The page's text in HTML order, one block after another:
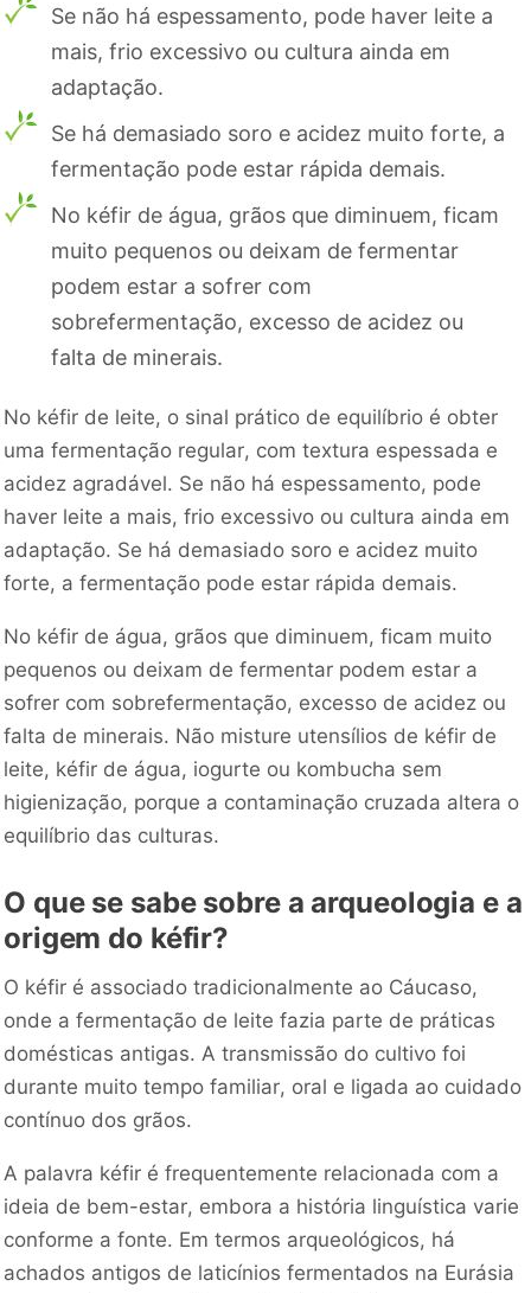
Se não há espessamento, pode haver leite a
mais, frio excessivo ou cultura ainda em
adaptação.
Se há demasiado soro e acidez muito forte, a
fermentação pode estar rápida demais.
No kéfir de água, grãos que diminuem, ficam
muito pequenos ou deixam de fermentar
podem estar a sofrer com
sobrefermentação, excesso de acidez ou
falta de minerais.
No kéfir de leite, o sinal prático de equilíbrio é obter
uma fermentação regular, com textura espessada e
acidez agradável. Se não há espessamento, pode
haver leite a mais, frio excessivo ou cultura ainda em
adaptação. Se há demasiado soro e acidez muito
forte, a fermentação pode estar rápida demais.
No kéfir de água, grãos que diminuem, ficam muito
pequenos ou deixam de fermentar podem estar a
sofrer com sobrefermentação, excesso de acidez ou
falta de minerais. Não misture utensílios de kéfir de
leite, kéfir de água, iogurte ou kombucha sem
higienização, porque a contaminação cruzada altera o
equilíbrio das culturas.
O que se sabe sobre a arqueologia e a
origem do kéfir?
O kéfir é associado tradicionalmente ao Cáucaso,
onde a fermentação de leite fazia parte de práticas
domésticas antigas. A transmissão do cultivo foi
durante muito tempo familiar, oral e ligada ao cuidado
contínuo dos grãos.
A palavra kéfir é frequentemente relacionada com a
ideia de bem-estar, embora a história linguística varie
conforme a fonte. Em termos arqueológicos, há
achados antigos de laticínios fermentados na Eurásia